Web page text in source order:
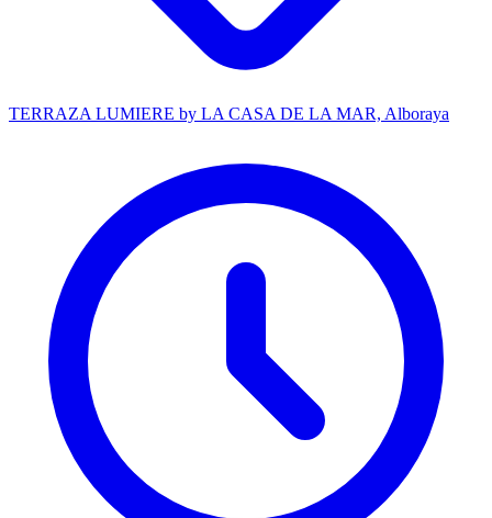
TERRAZA LUMIERE by LA CASA DE LA MAR, Alboraya